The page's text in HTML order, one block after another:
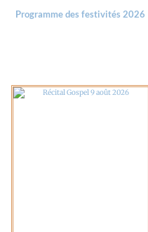
Programme des festivités 2026